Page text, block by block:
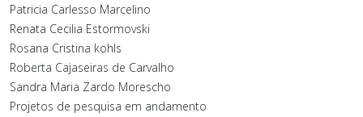
Patricia Carlesso Marcelino
Renata Cecilia Estormovski
Rosana Cristina kohls
Roberta Cajaseiras de Carvalho
Sandra Maria Zardo Morescho
Projetos de pesquisa em andamento